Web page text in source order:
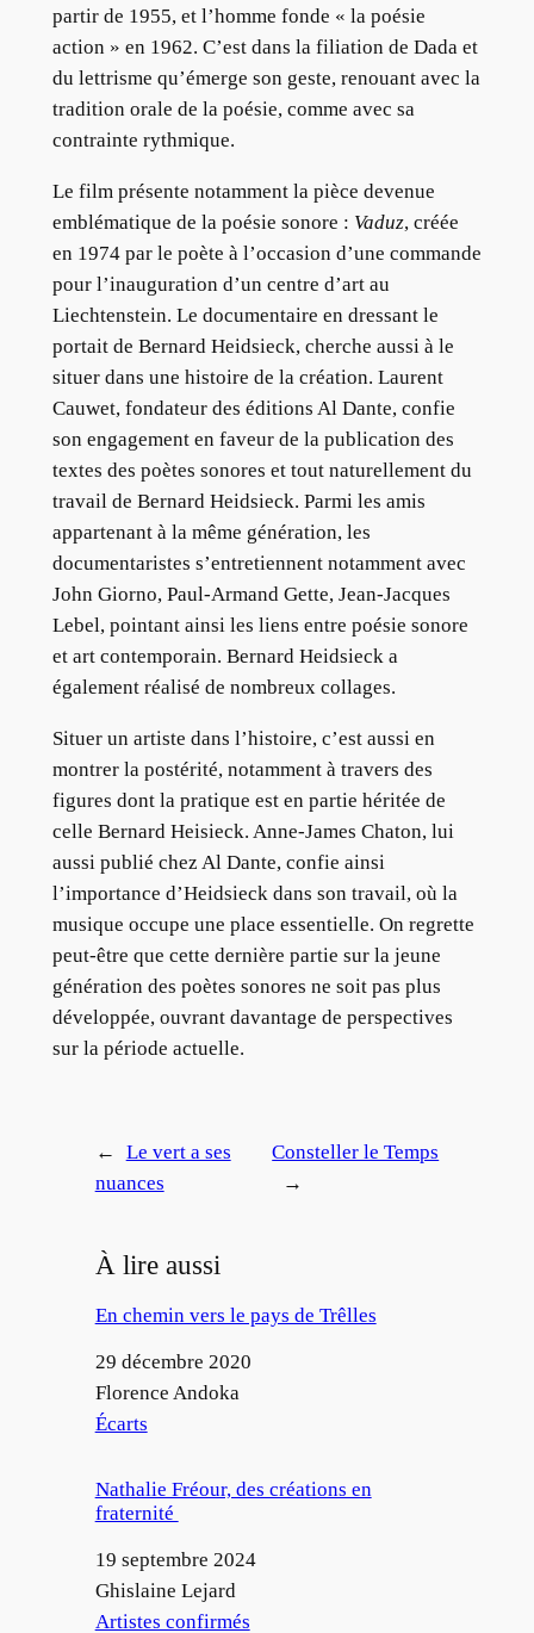
partir de 1955, et l’homme fonde « la poésie
action » en 1962. C’est dans la filiation de Dada et
du lettrisme qu’émerge son geste, renouant avec la
tradition orale de la poésie, comme avec sa
contrainte rythmique.
Le film présente notamment la pièce devenue
emblématique de la poésie sonore : Vaduz, créée
en 1974 par le poète à l’occasion d’une commande
pour l’inauguration d’un centre d’art au
Liechtenstein. Le documentaire en dressant le
portait de Bernard Heidsieck, cherche aussi à le
situer dans une histoire de la création. Laurent
Cauwet, fondateur des éditions Al Dante, confie
son engagement en faveur de la publication des
textes des poètes sonores et tout naturellement du
travail de Bernard Heidsieck. Parmi les amis
appartenant à la même génération, les
documentaristes s’entretiennent notamment avec
John Giorno, Paul-Armand Gette, Jean-Jacques
Lebel, pointant ainsi les liens entre poésie sonore
et art contemporain. Bernard Heidsieck a
également réalisé de nombreux collages.
Situer un artiste dans l’histoire, c’est aussi en
montrer la postérité, notamment à travers des
figures dont la pratique est en partie héritée de
celle Bernard Heisieck. Anne-James Chaton, lui
aussi publié chez Al Dante, confie ainsi
l’importance d’Heidsieck dans son travail, où la
musique occupe une place essentielle. On regrette
peut-être que cette dernière partie sur la jeune
génération des poètes sonores ne soit pas plus
développée, ouvrant davantage de perspectives
sur la période actuelle.
←
Le vert a ses
nuances
Consteller le Temps
→
À lire aussi
En chemin vers le pays de Trêlles
Date
29 décembre 2020
Auteur
Florence Andoka
Par rapport à
Écarts
Nathalie Fréour, des créations en
fraternité
Date
19 septembre 2024
Auteur
Ghislaine Lejard
Par rapport à
Artistes confirmés